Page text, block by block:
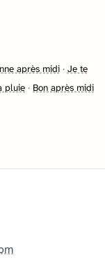
après midi·Je te
pluie · Bon après midi